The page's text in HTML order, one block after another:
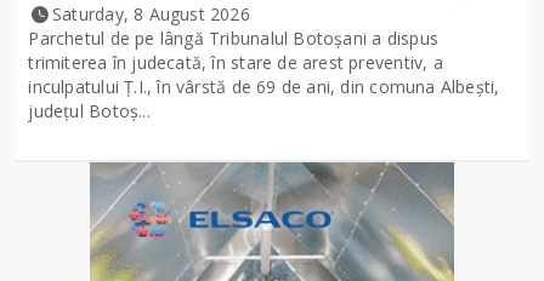
Saturday, 8 August 2026
Parchetul de pe lângă Tribunalul Botoşani a dispus
trimiterea în judecată, în stare de arest preventiv, a
inculpatului Ț.I., în vârstă de 69 de ani, din comuna Albești,
județul Botoș...